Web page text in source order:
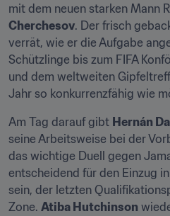
mit dem neuen starken Mann
Cherchesov. Der frisch
verrät, wie er die Aufgabe
Schützlinge bis zum FIFA
und dem weltweiten
Jahr so konkurrenzfähig wie
Am Tag darauf gibt Hernán
seine Arbeitsweise bei der
das wichtige Duell gegen
entscheidend für den Einzug
sein, der letzten
Zone. Atiba Hutchinson